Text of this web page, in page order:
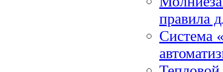
правила
Система